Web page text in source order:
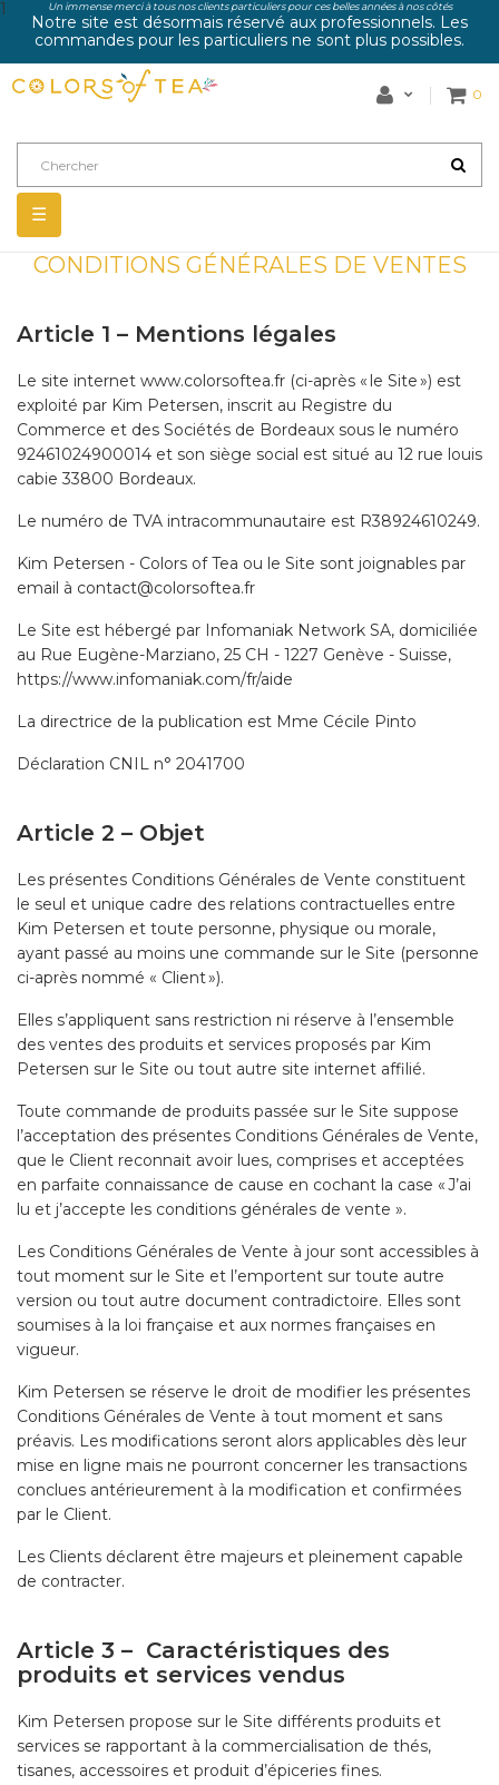
1 Un immense merci à tous nos clients particuliers pour ces belles années à nos côtés
Notre site est désormais réservé aux professionnels. Les
commandes pour les particuliers ne sont plus possibles.
0
Basculer
☰
CONDITIONS GÉNÉRALES DE VENTES
Article 1 – Mentions légales
Le site internet www.colorsoftea.fr (ci-après « le Site ») est
exploité par Kim Petersen, inscrit au Registre du
Commerce et des Sociétés de Bordeaux sous le numéro
92461024900014 et son siège social est situé au 12 rue louis
cabie 33800 Bordeaux.
Le numéro de TVA intracommunautaire est R38924610249.
Kim Petersen - Colors of Tea ou le Site sont joignables par
email à contact@colorsoftea.fr
Le Site est hébergé par Infomaniak Network SA, domiciliée
au Rue Eugène-Marziano, 25 CH - 1227 Genève - Suisse,
https://www.infomaniak.com/fr/aide
La directrice de la publication est Mme Cécile Pinto
Déclaration CNIL n° 2041700
Article 2 – Objet
Les présentes Conditions Générales de Vente constituent
le seul et unique cadre des relations contractuelles entre
Kim Petersen et toute personne, physique ou morale,
ayant passé au moins une commande sur le Site (personne
ci-après nommé « Client »).
Elles s’appliquent sans restriction ni réserve à l’ensemble
des ventes des produits et services proposés par Kim
Petersen sur le Site ou tout autre site internet affilié.
Toute commande de produits passée sur le Site suppose
l’acceptation des présentes Conditions Générales de Vente,
que le Client reconnait avoir lues, comprises et acceptées
en parfaite connaissance de cause en cochant la case « J’ai
lu et j’accepte les conditions générales de vente ».
Les Conditions Générales de Vente à jour sont accessibles à
tout moment sur le Site et l’emportent sur toute autre
version ou tout autre document contradictoire. Elles sont
soumises à la loi française et aux normes françaises en
vigueur.
Kim Petersen se réserve le droit de modifier les présentes
Conditions Générales de Vente à tout moment et sans
préavis. Les modifications seront alors applicables dès leur
mise en ligne mais ne pourront concerner les transactions
conclues antérieurement à la modification et confirmées
par le Client.
Les Clients déclarent être majeurs et pleinement capable
de contracter.
Article 3 – Caractéristiques des
produits et services vendus
Kim Petersen propose sur le Site différents produits et
services se rapportant à la commercialisation de thés,
tisanes, accessoires et produit d’épiceries fines.